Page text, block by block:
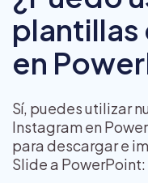
plantillas
en
Sí, puedes utilizar
Instagram en
para descargar e
Slide a PowerPoint: